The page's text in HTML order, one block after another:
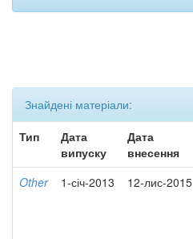
Знайдені матеріали:
Тип
Дата
випуску
Дата
внесення
Other 1-січ-2013 12-лис-2015